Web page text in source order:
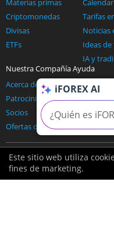
Este sitio web utiliza
fines de marketing.
Materias primas
Criptomonedas
Divisas
ETFs
Tarifas
Noticias
Ideas
IA y
Nuestra Compañía
Acerca de nosotros
Patrocinios
Socios
Ofertas de afiliados
Ayuda
Contáctenos
Soporte y
Métodos de
iFOREX AI